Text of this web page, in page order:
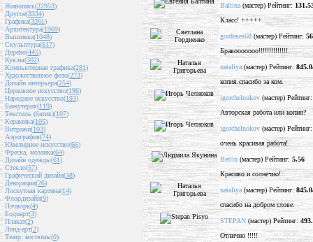
Живопись(22953)
Другое(3334)
Графика(3261)
Архитектура(1969)
Вышивка(1048)
Скульптура(617)
Дерево(445)
Куклы(302)
Компьютерная графика(281)
Художественное фото(273)
Дизайн интерьера(254)
Церковное искусство(196)
Народное искусство(193)
Бижутерия(119)
Текстиль (батик)(107)
Керамика(105)
Витражи(103)
Аэрография(74)
Ювелирное искусство(66)
Фреска, мозаика(64)
Дизайн одежды(61)
Стекло(57)
Графический дизайн(38)
Декорации(26)
Лоскутная картина(14)
Флордизайн(9)
Пэчворк(4)
Бодиарт(3)
Плакат(2)
Ленд-арт(2)
Театр. костюмы(0)
Baltina (мастер) Рейтинг:
Класс! +++++
gordenes68 (мастер) Рейтинг:
Бравооооооо!!!!!!!!!!!!!!
nataliya (мастер) Рейтинг:
копия.спасибо за ком.
igorchelnokov (мастер)
Авторская работа или копия?
igorchelnokov (мастер)
очень красивая работа!
Berlin (мастер) Рейтинг: 5.56
Красиво и солнечно!
nataliya (мастер) Рейтинг:
спасибо на добром слове.
STEPAN (мастер) Рейтинг:
Отлично !!!!!